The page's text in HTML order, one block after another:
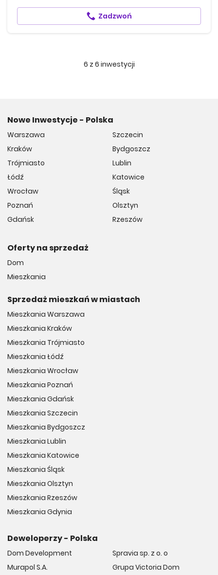
Zadzwoń
6 z 6 inwestycji
Nowe Inwestycje - Polska
Warszawa
Kraków
Trójmiasto
Łódź
Wrocław
Poznań
Gdańsk
Szczecin
Bydgoszcz
Lublin
Katowice
Śląsk
Olsztyn
Rzeszów
Oferty na sprzedaż
Dom
Mieszkania
Sprzedaż mieszkań w miastach
Mieszkania Warszawa
Mieszkania Kraków
Mieszkania Trójmiasto
Mieszkania Łódź
Mieszkania Wrocław
Mieszkania Poznań
Mieszkania Gdańsk
Mieszkania Szczecin
Mieszkania Bydgoszcz
Mieszkania Lublin
Mieszkania Katowice
Mieszkania Śląsk
Mieszkania Olsztyn
Mieszkania Rzeszów
Mieszkania Gdynia
Deweloperzy - Polska
Dom Development
Murapol S.A.
Spravia sp. z o. o
Grupa Victoria Dom